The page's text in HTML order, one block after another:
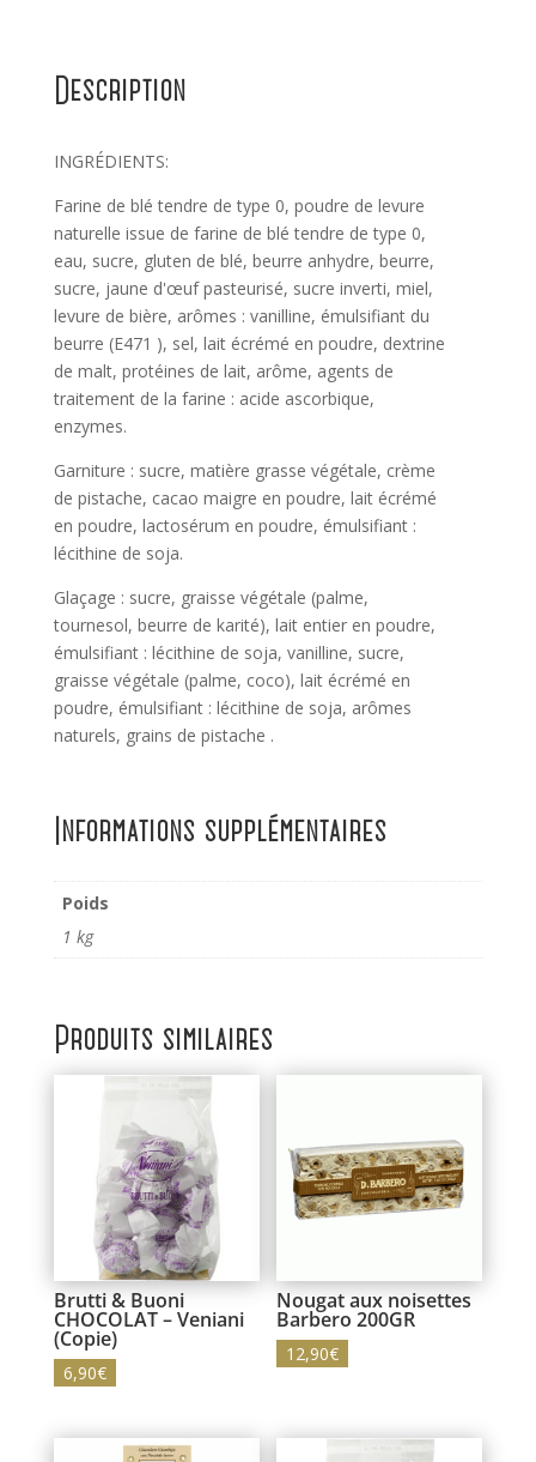
Description
INGRÉDIENTS:
Farine de blé tendre de type 0, poudre de levure
naturelle issue de farine de blé tendre de type 0,
eau, sucre, gluten de blé, beurre anhydre, beurre,
sucre, jaune d'œuf pasteurisé, sucre inverti, miel,
levure de bière, arômes : vanilline, émulsifiant du
beurre (E471 ), sel, lait écrémé en poudre, dextrine
de malt, protéines de lait, arôme, agents de
traitement de la farine : acide ascorbique,
enzymes.
Garniture : sucre, matière grasse végétale, crème
de pistache, cacao maigre en poudre, lait écrémé
en poudre, lactosérum en poudre, émulsifiant :
lécithine de soja.
Glaçage : sucre, graisse végétale (palme,
tournesol, beurre de karité), lait entier en poudre,
émulsifiant : lécithine de soja, vanilline, sucre,
graisse végétale (palme, coco), lait écrémé en
poudre, émulsifiant : lécithine de soja, arômes
naturels, grains de pistache .
Informations supplémentaires
Poids
1 kg
Produits similaires
Brutti & Buoni
CHOCOLAT – Veniani
(Copie)
6,90€
Nougat aux noisettes
Barbero 200GR
12,90€